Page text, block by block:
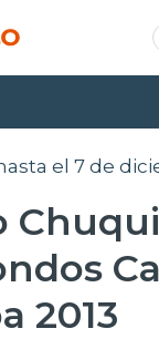
el 7 de
2013